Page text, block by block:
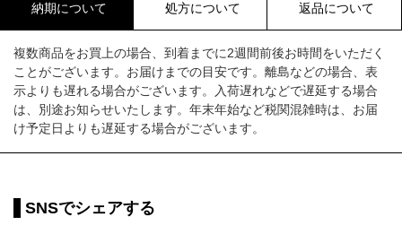
納期について 処方について 返品について
複数商品をお買上の場合、到着までに2週間前後お時間をいただく
ことがございます。お届けまでの目安です。離島などの場合、表
示よりも遅れる場合がございます。入荷遅れなどで遅延する場合
は、別途お知らせいたします。年末年始など税関混雑時は、お届
け予定日よりも遅延する場合がございます。
SNSでシェアする